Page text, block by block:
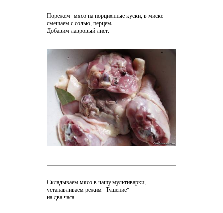
Порежем мясо на порционные куски, в миске
смешаем с солью, перцем.
Добавим лавровый лист.
Складываем мясо в чашу мультиварки,
устанавливаем режим "Тушение"
на два часа.